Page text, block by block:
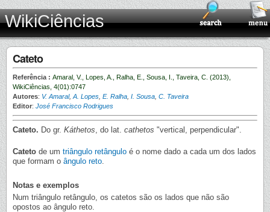
WikiCiências
Cateto
Referência : Amaral, V., Lopes, A., Ralha, E., Sousa, I., Taveira, C. (2013),
WikiCiências, 4(01):0747
Autores: V. Amaral, A. Lopes E. Ralha I. Sousa C. Taveira
Editor: José Francisco Rodrigues
Cateto. Do gr. Káthetos , do lat. cathetos "vertical, perpendicular".
Cateto de um triângulo retângulo é o nome dado a cada um dos lados
que formam o ângulo reto
Notas e exemplos
Num triângulo retângulo, os catetos são os lados que não são
opostos ao ângulo reto.